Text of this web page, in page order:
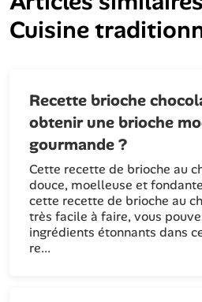
Cuisine
Recette brioche
obtenir une brioche
gourmande ?
Cette recette de brioche au
douce, moelleuse et
cette recette de brioche au
très facile à faire, vous
ingrédients étonnants dans
re...